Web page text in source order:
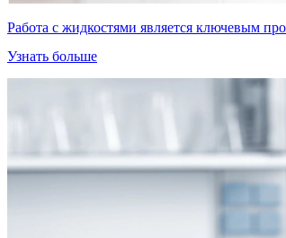
Работа с жидкостями является ключевым
Узнать больше